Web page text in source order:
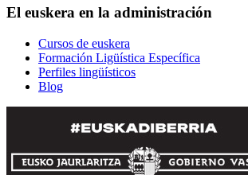
El euskera en la administración
Cursos de euskera
Formación Ligüística Específica
Perfiles lingüísticos
Blog